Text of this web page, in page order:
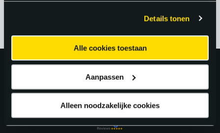
Details tonen
Alle cookies toestaan
Aanpassen
Alleen noodzakelijke cookies
Uitstekend!
uit 5 van163Google Reviews.